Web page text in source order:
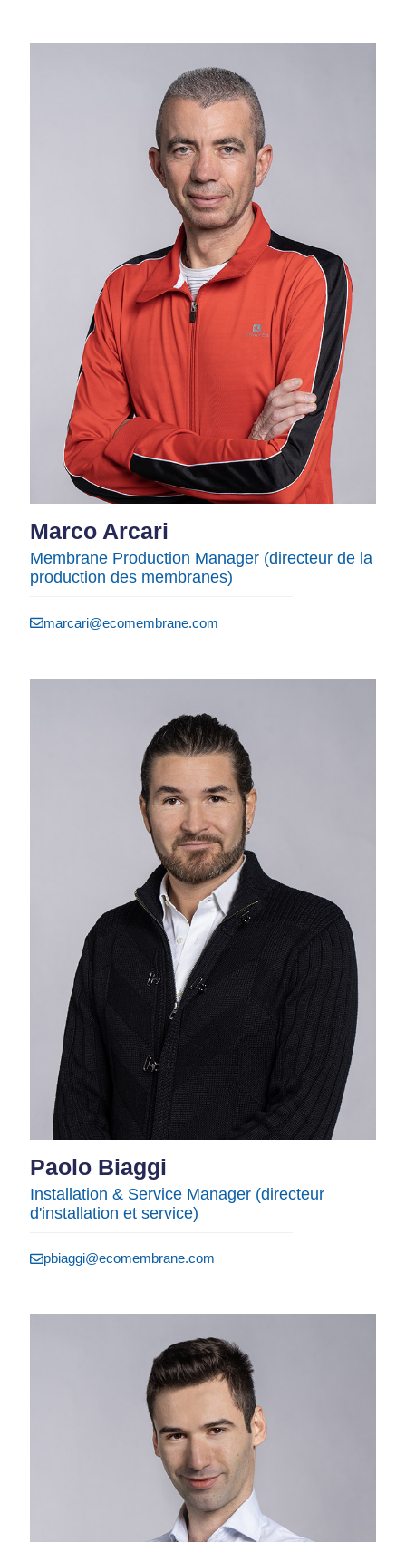
Marco Arcari​
Membrane Production Manager (directeur de la
production des membranes)
marcari@ecomembrane.com
Paolo Biaggi
Installation & Service Manager (directeur
d'installation et service)
pbiaggi@ecomembrane.com